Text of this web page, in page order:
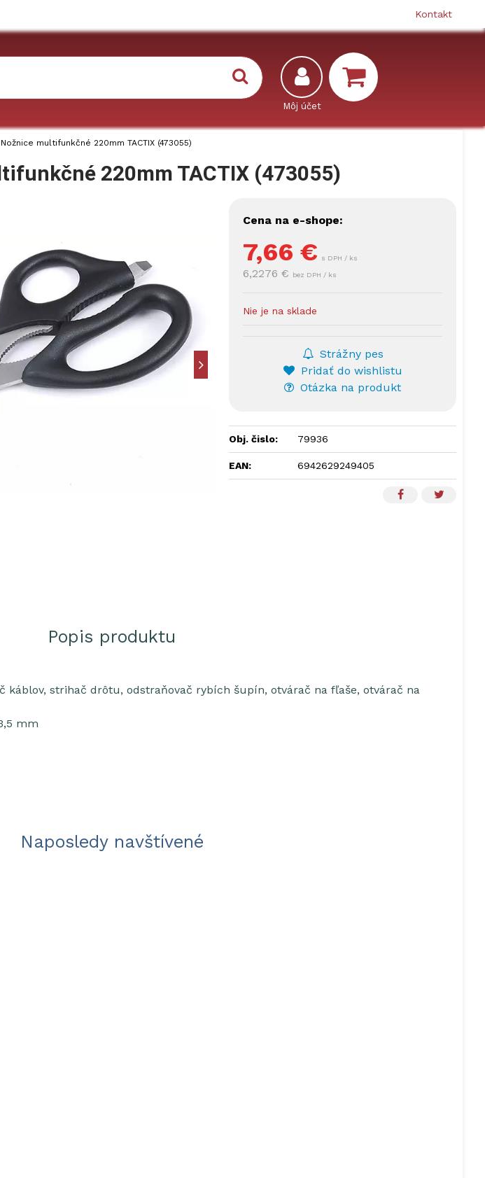
Kontakt
Nožnice multifunkčné 220mm TACTIX (473055)
220mm TACTIX (473055)
Cena na e-shope:
7,66 € s DPH / ks
6,2276 € bez DPH / ks
Nie je na sklade
Strážny pes
Pridať do wishlistu
Otázka na produkt
Obj. čislo: 79936
EAN: 6942629249405
Popis produktu
káblov, strihač drôtu, odstraňovač rybích šupín, otvárač na fľaše, otvárač na
mm
Naposledy navštívené